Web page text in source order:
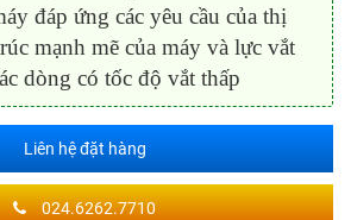
đáp ứng các yêu cầu của thị
mạnh mẽ của máy và lực vắt
dòng có tốc độ vắt thấp
Liên hệ đặt hàng
024.6262.7710